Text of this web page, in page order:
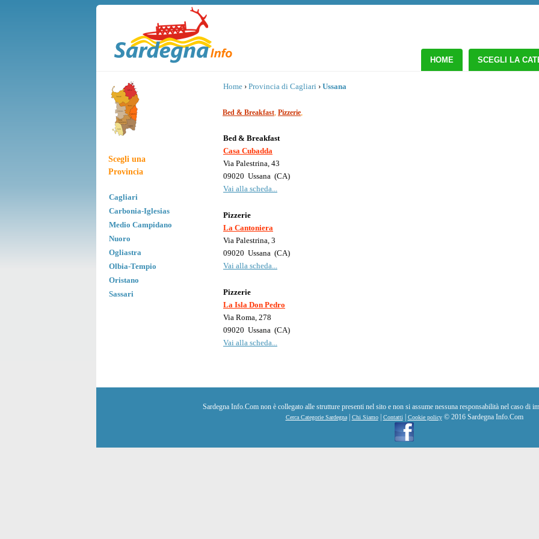
HOME SCEGLI LA
Scegli una
Provincia
Cagliari
Carbonia-Iglesias
Medio Campidano
Nuoro
Ogliastra
Olbia-Tempio
Oristano
Sassari
Home › Provincia di Cagliari › Ussana
Bed & Breakfast, Pizzerie,
Bed & Breakfast
Casa Cubadda
Via Palestrina, 43
09020 Ussana (CA)
Vai alla scheda...
Pizzerie
La Cantoniera
Via Palestrina, 3
09020 Ussana (CA)
Vai alla scheda...
Pizzerie
La Isla Don Pedro
Via Roma, 278
09020 Ussana (CA)
Vai alla scheda...
Sardegna Info.Com non è collegato alle strutture presenti nel sito e non si assume nessuna responsabilità nel caso di
Cerca Categorie Sardegna| Chi Siamo| Contatti Cookie policy© 2016 Sardegna Info.Com